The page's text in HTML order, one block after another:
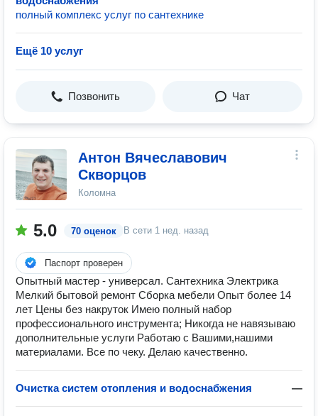
полный комплекс услуг по сантехнике
Ещё 10 услуг
Позвонить Чат
Антон Вячеславович
Скворцов
Коломна
5.0 70 оценок В сети 1 нед. назад
Паспорт проверен
Опытный мастер - универсал. Сантехника Электрика
Мелкий бытовой ремонт Сборка мебели Опыт более 14
лет Цены без накруток Имею полный набор
профессионального инструмента; Никогда не навязываю
дополнительные услуги Работаю с Вашими,нашими
материалами. Все по чеку. Делаю качественно.
Очистка систем отопления и водоснабжения —